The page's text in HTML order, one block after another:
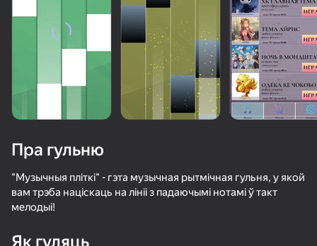
Piano World
Пра гульню
"Музычныя пліткі" - гэта музычная рытмічная гульня, у якой
вам трэба націскаць на лініі з падаючымі нотамі ў такт
мелодыі!
Як гуляць